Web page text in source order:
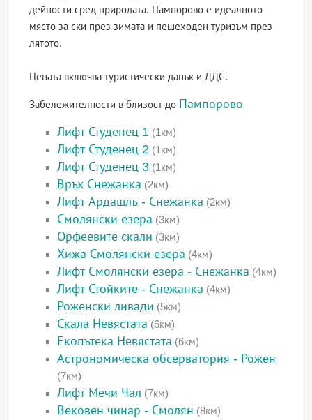
дейности сред природата. Пампорово е идеалното
място за ски през зимата и пешеходен туризъм през
лятото.
Цената включва туристически данък и ДДС.
Забележителности в близост до Пампорово
Лифт Студенец 1 (1км)
Лифт Студенец 2 (1км)
Лифт Студенец 3 (1км)
Връх Снежанка (2км)
Лифт Ардашлъ - Снежанка (2км)
Смолянски езера (3км)
Орфеевите скали (3км)
Хижа Смолянски езера (4км)
Лифт Смолянски езера - Снежанка (4км)
Лифт Стойките - Снежанка (4км)
Роженски ливади (5км)
Скала Невястата (6км)
Екопътека Невястата (6км)
Астрономическа обсерватория - Рожен
(7км)
Лифт Мечи Чал (7км)
Вековен чинар - Смолян (8км)